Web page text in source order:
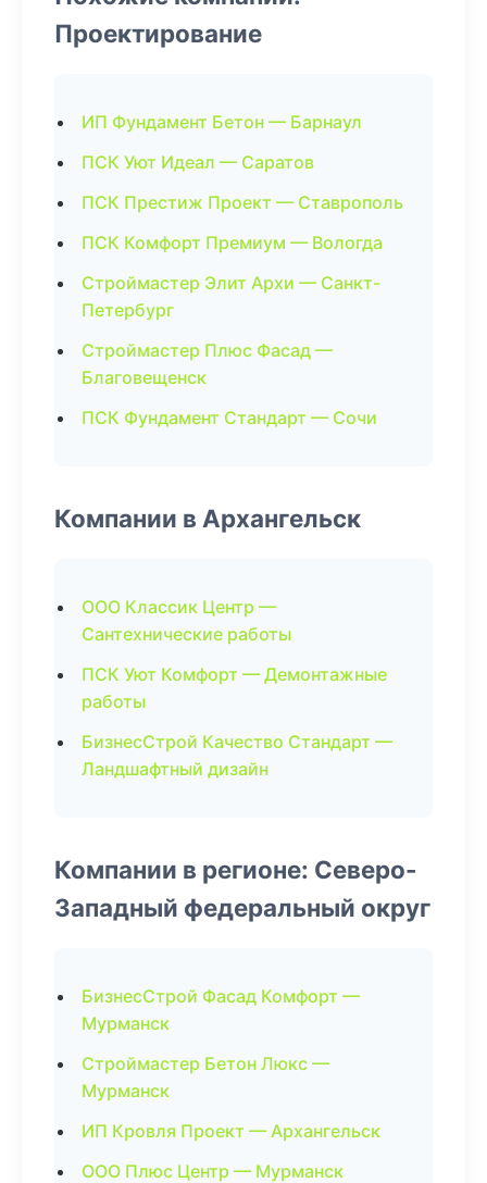
Проектирование
ИП Фундамент Бетон — Барнаул
ПСК Уют Идеал — Саратов
ПСК Престиж Проект — Ставрополь
ПСК Комфорт Премиум — Вологда
Строймастер Элит Архи — Санкт-
Петербург
Строймастер Плюс Фасад —
Благовещенск
ПСК Фундамент Стандарт — Сочи
Компании в Архангельск
ООО Классик Центр —
Сантехнические работы
ПСК Уют Комфорт — Демонтажные
работы
БизнесСтрой Качество Стандарт —
Ландшафтный дизайн
Компании в регионе: Северо-
Западный федеральный округ
БизнесСтрой Фасад Комфорт —
Мурманск
Строймастер Бетон Люкс —
Мурманск
ИП Кровля Проект — Архангельск
ООО Плюс Центр — Мурманск